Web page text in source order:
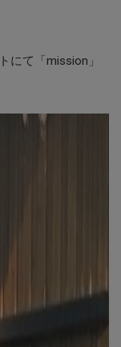
にて「mission」